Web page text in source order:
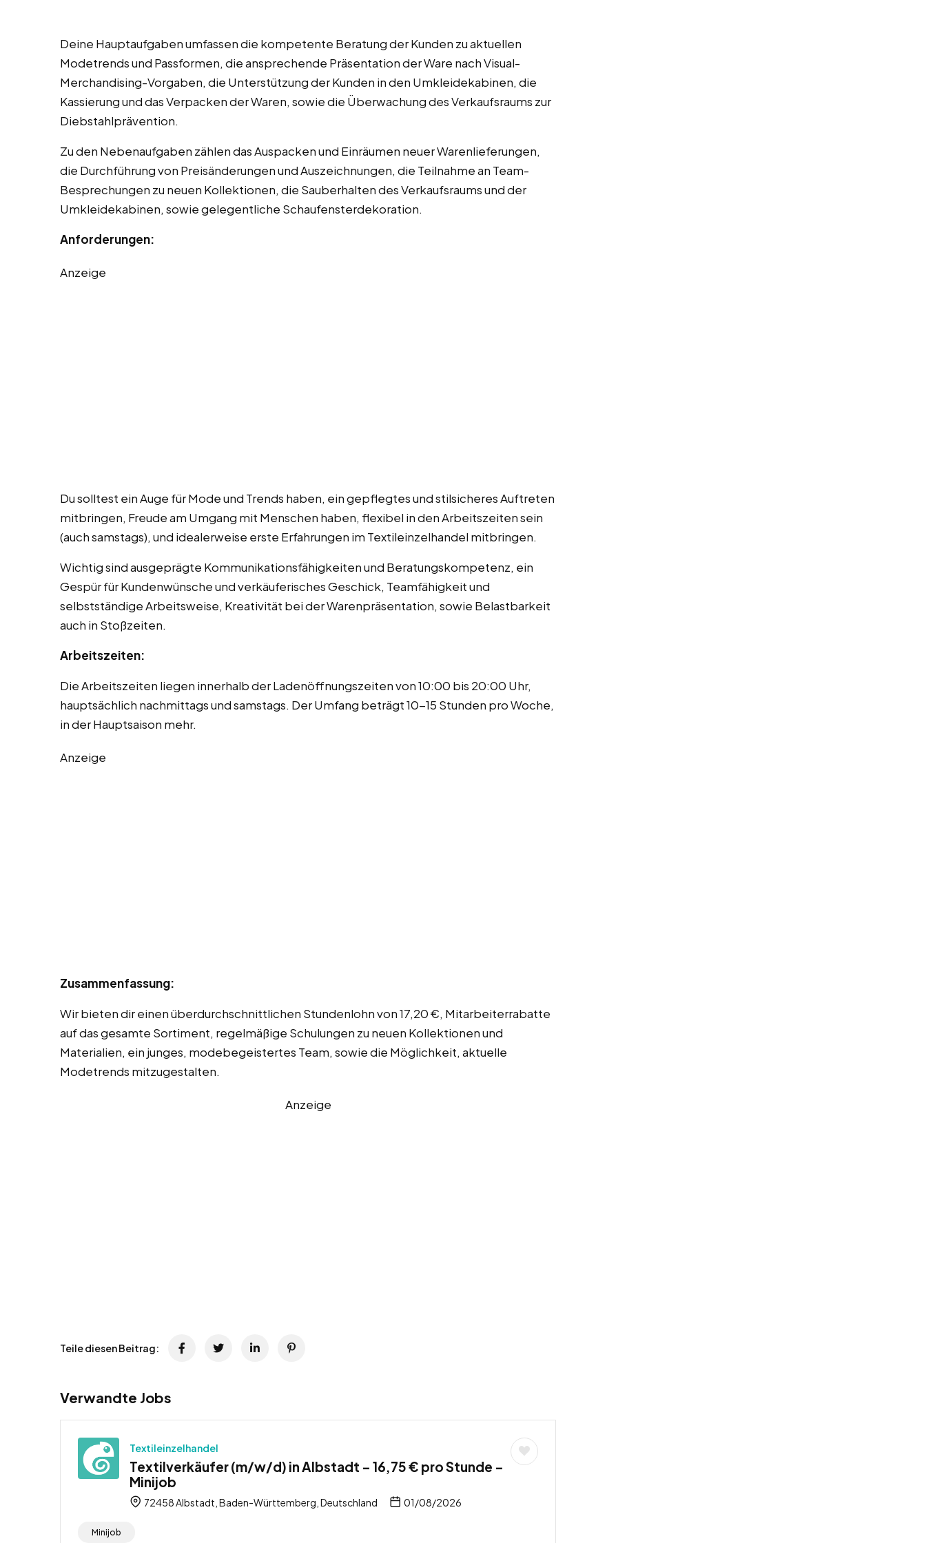
Deine Hauptaufgaben umfassen die kompetente Beratung der Kunden zu aktuellen
Modetrends und Passformen, die ansprechende Präsentation der Ware nach Visual-
Merchandising-Vorgaben, die Unterstützung der Kunden in den Umkleidekabinen, die
Kassierung und das Verpacken der Waren, sowie die Überwachung des Verkaufsraums zur
Diebstahlprävention.
Zu den Nebenaufgaben zählen das Auspacken und Einräumen neuer Warenlieferungen,
die Durchführung von Preisänderungen und Auszeichnungen, die Teilnahme an Team-
Besprechungen zu neuen Kollektionen, die Sauberhalten des Verkaufsraums und der
Umkleidekabinen, sowie gelegentliche Schaufensterdekoration.
Anforderungen:
Anzeige
Du solltest ein Auge für Mode und Trends haben, ein gepflegtes und stilsicheres Auftreten
mitbringen, Freude am Umgang mit Menschen haben, flexibel in den Arbeitszeiten sein
(auch samstags), und idealerweise erste Erfahrungen im Textileinzelhandel mitbringen.
Wichtig sind ausgeprägte Kommunikationsfähigkeiten und Beratungskompetenz, ein
Gespür für Kundenwünsche und verkäuferisches Geschick, Teamfähigkeit und
selbstständige Arbeitsweise, Kreativität bei der Warenpräsentation, sowie Belastbarkeit
auch in Stoßzeiten.
Arbeitszeiten:
Die Arbeitszeiten liegen innerhalb der Ladenöffnungszeiten von 10:00 bis 20:00 Uhr,
hauptsächlich nachmittags und samstags. Der Umfang beträgt 10-15 Stunden pro Woche,
in der Hauptsaison mehr.
Anzeige
Zusammenfassung:
Wir bieten dir einen überdurchschnittlichen Stundenlohn von 17,20 €, Mitarbeiterrabatte
auf das gesamte Sortiment, regelmäßige Schulungen zu neuen Kollektionen und
Materialien, ein junges, modebegeistertes Team, sowie die Möglichkeit, aktuelle
Modetrends mitzugestalten.
Anzeige
Teile diesen Beitrag:
Verwandte Jobs
Textileinzelhandel
Textilverkäufer (m/w/d) in Albstadt – 16,75 € pro Stunde –
Minijob
72458 Albstadt, Baden-Württemberg, Deutschland 01/08/2026
Minijob